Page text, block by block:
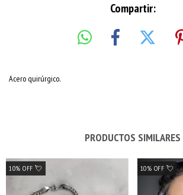
Compartir:
Acero quirúrgico.
PRODUCTOS SIMILARES
10% OFF 💘 10% OFF 💘